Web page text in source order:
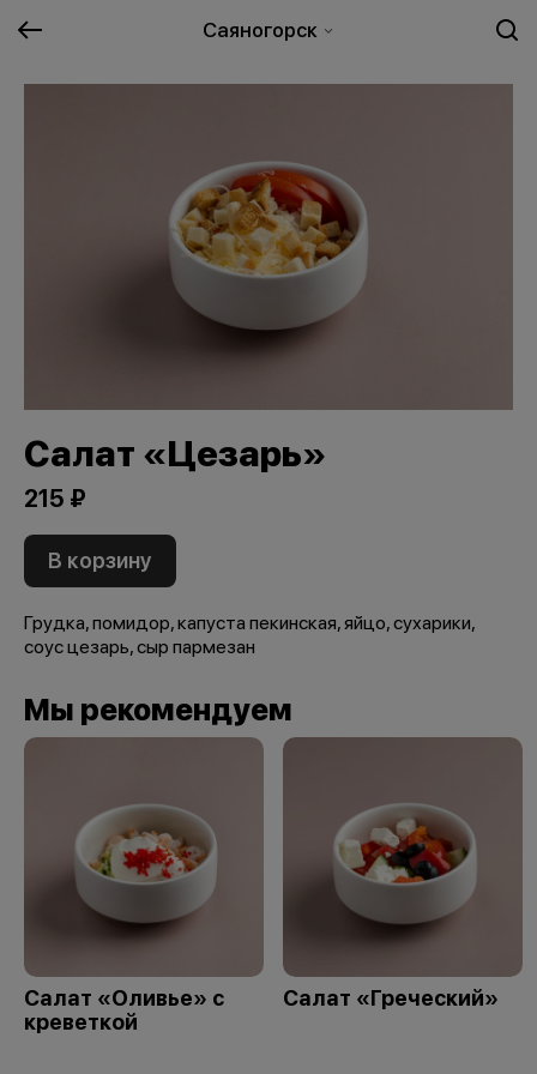
Саяногорск
Салат «Цезарь»
215 ₽
В корзину
Грудка, помидор, капуста пекинская, яйцо, сухарики,
соус цезарь, сыр пармезан
Мы рекомендуем
Салат «Оливье» с
креветкой
Салат «Греческий»